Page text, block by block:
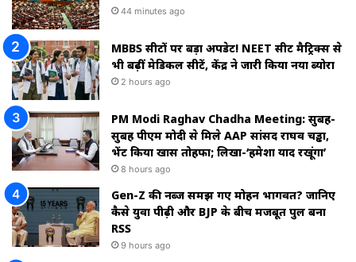
44 minutes ago
MBBS सीटों पर बड़ा अपडेट! NEET सीट मैट्रिक्स से
भी बढ़ीं मेडिकल सीटें, केंद्र ने जारी किया नया ब्योरा
2 hours ago
PM Modi Raghav Chadha Meeting: सुबह-
सुबह पीएम मोदी से मिले AAP सांसद राघव चड्ढा,
भेंट किया खास तोहफा; लिखा-‘हमेशा याद रखूंगा’
8 hours ago
Gen-Z की नब्ज समझ गए मोहन भागवत? जानिए
कैसे युवा पीढ़ी और BJP के बीच मजबूत पुल बना
RSS
9 hours ago